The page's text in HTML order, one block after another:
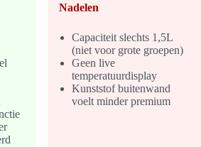
Nadelen
Capaciteit slechts 1,5L
(niet voor grote groepen)
Geen live
temperatuurdisplay
Kunststof buitenwand
voelt minder premium